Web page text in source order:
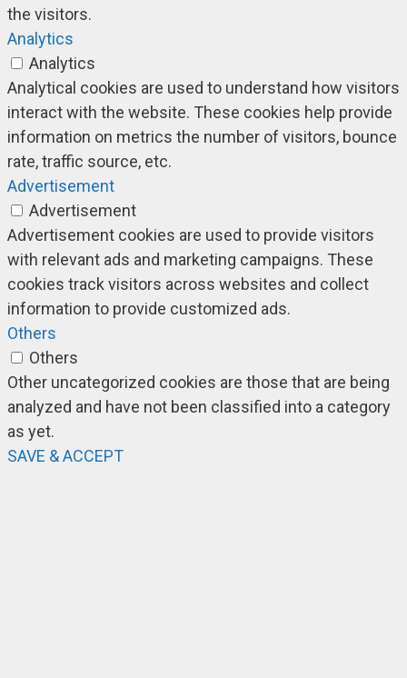
the visitors.
Analytics
Analytics
Analytical cookies are used to understand how visitors
interact with the website. These cookies help provide
information on metrics the number of visitors, bounce
rate, traffic source, etc.
Advertisement
Advertisement
Advertisement cookies are used to provide visitors
with relevant ads and marketing campaigns. These
cookies track visitors across websites and collect
information to provide customized ads.
Others
Others
Other uncategorized cookies are those that are being
analyzed and have not been classified into a category
as yet.
SAVE & ACCEPT